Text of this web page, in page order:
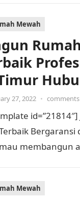
Mewah
27, 2022 •
membangun
Mewah